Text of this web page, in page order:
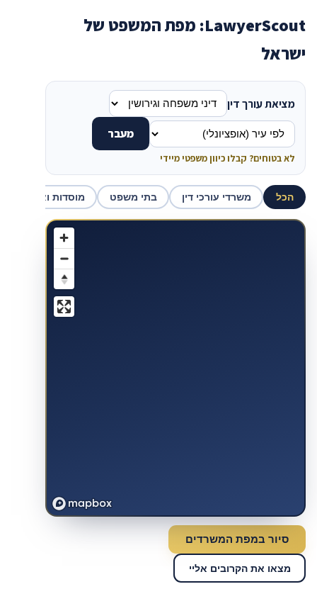
LawyerScout: מפת המשפט של
ישראל
מציאת עורך דין
מעבר
לא בטוחים? קבלו כיוון משפטי מיידי
הכל משרדי עורכי דין בתי משפט מוסדות ואכיפה
סיור במפת המשרדים
מצאו את הקרובים אליי